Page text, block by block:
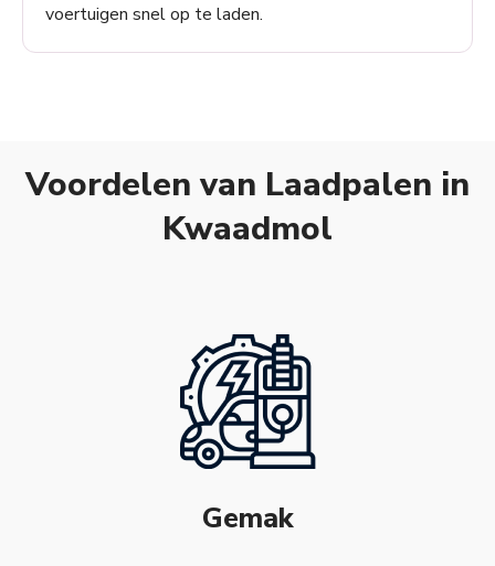
voertuigen snel op te laden.
Voordelen van Laadpalen in
Kwaadmol
Gemak